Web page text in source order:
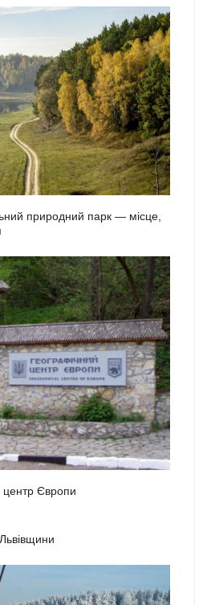
природний парк — місце,
центр Європи